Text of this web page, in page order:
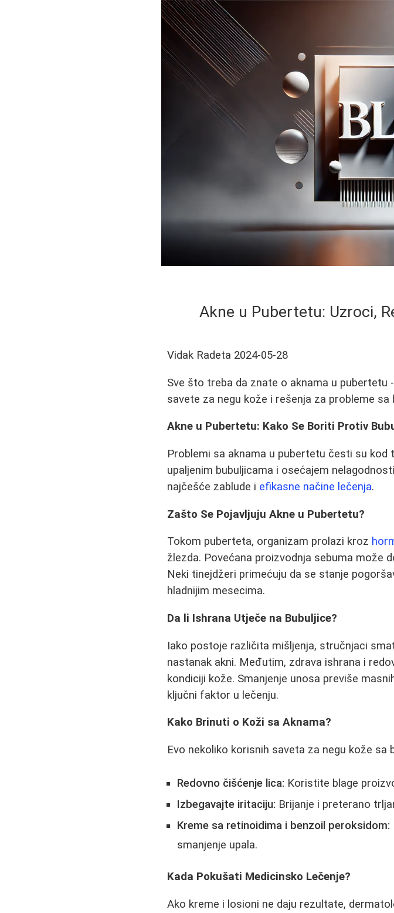
Akne u Pubertetu: Uzroci,
Vidak Radeta 2024-05-28
Sve što treba da znate o aknama u
savete za negu kože i rešenja za probleme sa
Akne u Pubertetu: Kako Se Boriti Protiv
Problemi sa aknama u pubertetu česti su
upaljenim bubuljicama i osećajem
najčešće zablude i efikasne načine lečenja.
Zašto Se Pojavljuju Akne u Pubertetu?
Tokom puberteta, organizam prolazi kroz
žlezda. Povećana proizvodnja sebuma može
Neki tinejdžeri primećuju da se stanje
hladnijim mesecima.
Da li Ishrana Utječe na Bubuljice?
Iako postoje različita mišljenja, stručnjaci
nastanak akni. Međutim, zdrava ishrana i
kondiciji kože. Smanjenje unosa previše
ključni faktor u lečenju.
Kako Brinuti o Koži sa Aknama?
Evo nekoliko korisnih saveta za negu kože sa
Redovno čišćenje lica: Koristite blage
Izbegavajte iritaciju: Brijanje i preterano
Kreme sa retinoidima i benzoil peroksidom:
smanjenje upala.
Kada Pokušati Medicinsko Lečenje?
Ako kreme i losioni ne daju rezultate,